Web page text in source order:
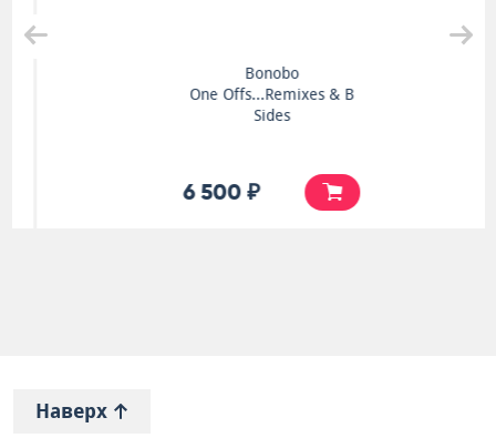
Bonobo
One Offs...Remixes & B
Sides
6 500 ₽
Наверх